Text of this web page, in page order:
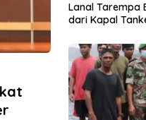
Lanal Tarempa
dari Kapal